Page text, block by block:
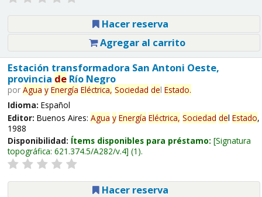
Hacer reserva
Agregar al carrito
Estación transformadora San Antoni Oeste,
provincia deRío Negro
por Agua y Energía Eléctrica, Sociedad del Estado.
Idioma: Español
Editor: Buenos Aires: Agua y Energía Eléctrica, Sociedad del Estado,
1988
Disponibilidad: Ítems disponibles para préstamo: Signatura
topográfica: 621.374.5/A282/v.4 (1).
Hacer reserva